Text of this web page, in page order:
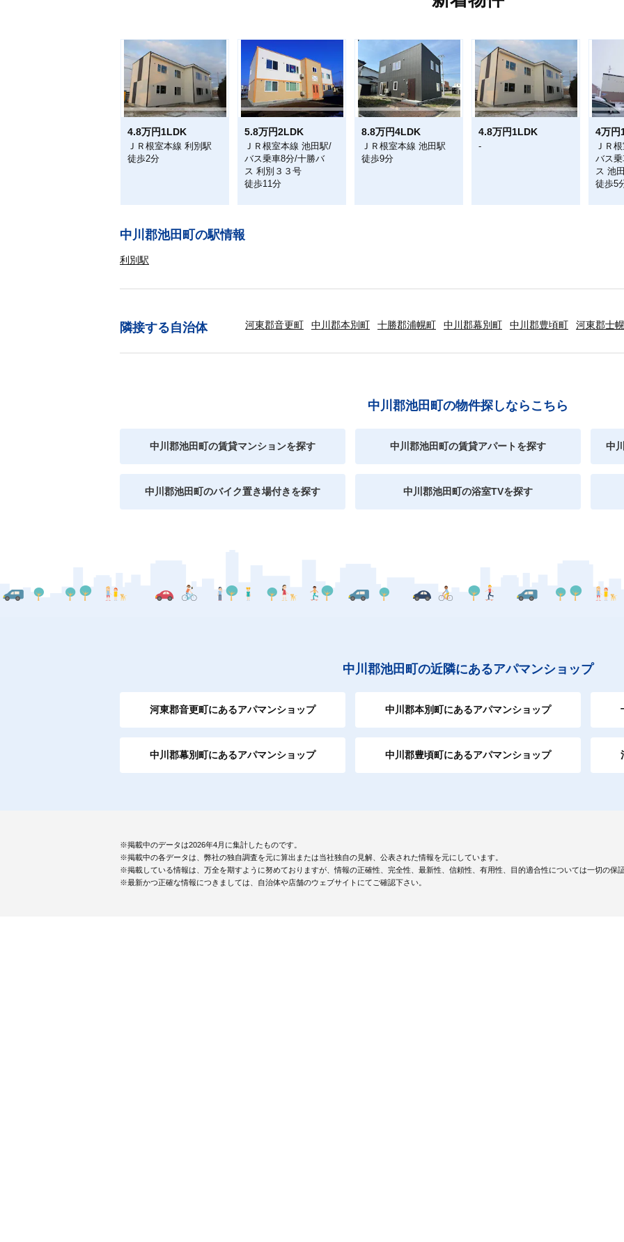
4.8万円1LDK
ＪＲ根室本線 利別駅
徒歩2分
5.8万円2LDK
ＪＲ根室本線 池田駅/
バス乗車8分/十勝バ
ス 利別３３号
徒歩11分
8.8万円4LDK
ＪＲ根室本線 池田駅
徒歩9分
4.8万円1LDK
-
4万円
ＪＲ
バス
ス 池
徒歩5
中川郡池田町の駅情報
利別駅
隣接する自治体 河東郡音更町 中川郡本別町 十勝郡浦幌町 中川郡幕別町 中川郡豊頃町 河東郡士
中川郡池田町の物件探しならこちら
中川郡池田町の賃貸マンションを探す 中川郡池田町の賃貸アパートを探す 中
中川郡池田町のバイク置き場付きを探す 中川郡池田町の浴室TVを探す
中川郡池田町の近隣にあるアパマンショップ
河東郡音更町にあるアパマンショップ 中川郡本別町にあるアパマンショップ
中川郡幕別町にあるアパマンショップ 中川郡豊頃町にあるアパマンショップ
※掲載中のデータは2026年4月に集計したものです。
※掲載中の各データは、弊社の独自調査を元に算出または当社独自の見解、公表された情報を元にしています。
※掲載している情報は、万全を期すように努めておりますが、情報の正確性、完全性、最新性、信頼性、有用性、目的適合性については一切の保
※最新かつ正確な情報につきましては、自治体や店舗のウェブサイトにてご確認下さい。